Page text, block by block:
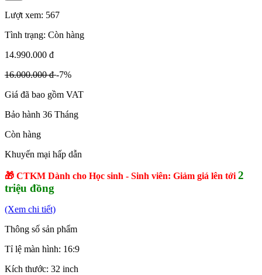
Lượt xem: 567
Tình trạng: Còn hàng
14.990.000 đ
16.000.000 đ-7%
Giá đã bao gồm VAT
Bảo hành 36 Tháng
Còn hàng
Khuyến mại hấp dẫn
🎁 CTKM Dành cho Học sinh - Sinh viên: Giảm giá lên tới 2
triệu đồng
(Xem chi tiết)
Thông số sản phẩm
Tỉ lệ màn hình: 16:9
Kích thước: 32 inch